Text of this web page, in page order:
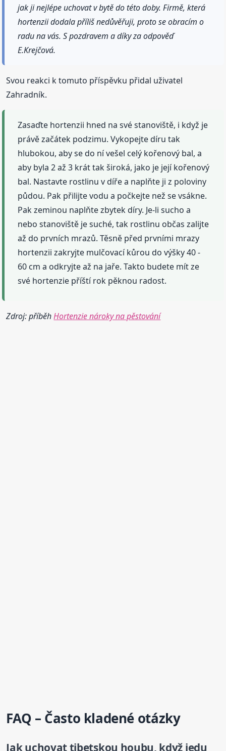
jak ji nejlépe uchovat v bytě do této doby. Firmě, která
hortenzii dodala příliš nedůvěřuji, proto se obracím o
radu na vás. S pozdravem a díky za odpověď
E.Krejčová.
Svou reakci k tomuto příspěvku přidal uživatel
Zahradník.
Zasaďte hortenzii hned na své stanoviště, i když je
právě začátek podzimu. Vykopejte díru tak
hlubokou, aby se do ní vešel celý kořenový bal, a
aby byla 2 až 3 krát tak široká, jako je její kořenový
bal. Nastavte rostlinu v díře a naplňte ji z poloviny
půdou. Pak přilijte vodu a počkejte než se vsákne.
Pak zeminou naplňte zbytek díry. Je-li sucho a
nebo stanoviště je suché, tak rostlinu občas zalijte
až do prvních mrazů. Těsně před prvními mrazy
hortenzii zakryjte mulčovací kůrou do výšky 40 -
60 cm a odkryjte až na jaře. Takto budete mít ze
své hortenzie příští rok pěknou radost.
Zdroj: příběhHortenzie nároky na pěstování
FAQ – Často kladené otázky
Jak uchovat tibetskou houbu, když jedu